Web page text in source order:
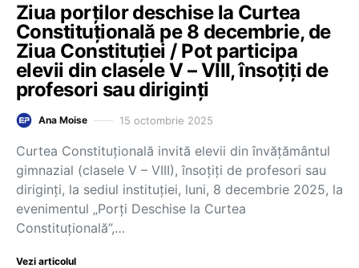
Ziua porților deschise la Curtea
Constituțională pe 8 decembrie, de
Ziua Constituției / Pot participa
elevii din clasele V – VIII, însoțiți de
profesori sau diriginți
Ana Moise 15 octombrie 2025
Curtea Constituțională invită elevii din învățământul
gimnazial (clasele V – VIII), însoțiți de profesori sau
diriginți, la sediul instituției, luni, 8 decembrie 2025, la
evenimentul „Porți Deschise la Curtea
Constituțională”,…
Vezi articolul